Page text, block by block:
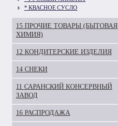
* КВАСНОЕ СУСЛО
15 ПРОЧИЕ ТОВАРЫ (БЫТОВАЯ
ХИМИЯ)
12 КОНДИТЕРСКИЕ ИЗДЕЛИЯ
14 СНЕКИ
11 САРАНСКИЙ КОНСЕРВНЫЙ
ЗАВОД
16 РАСПРОДАЖА